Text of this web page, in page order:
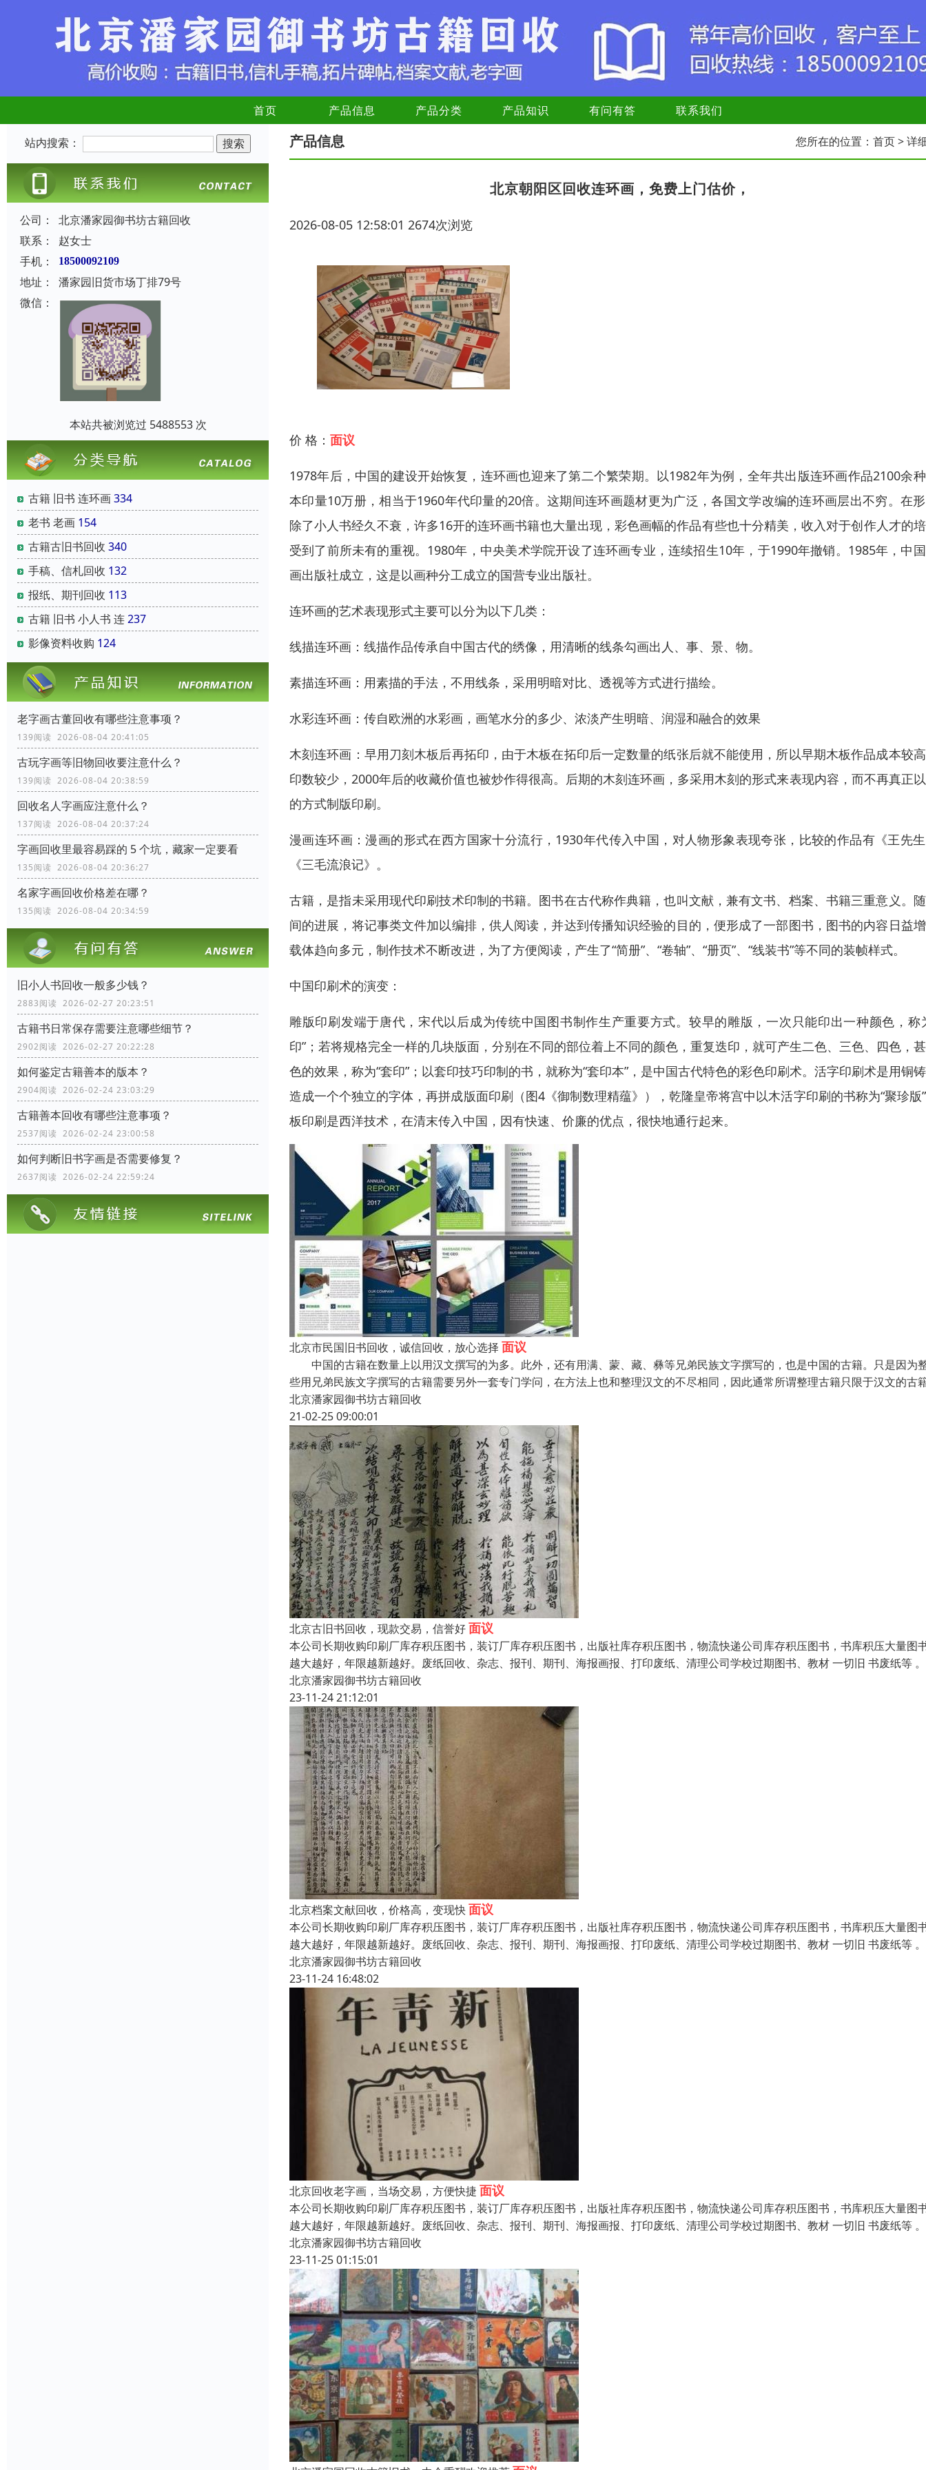
首页 产品信息 产品分类 产品知识 有问有答 联系我们
站内搜索：
公司：
北京潘家园御书坊古籍回收
联系：
赵女士
手机：
18500092109
地址：
潘家园旧货市场丁排79号
微信：
本站共被浏览过 5488553 次
古籍 旧书 连环画334
老书 老画 154
古籍古旧书回收 340
手稿、信札回收 132
报纸、期刊回收 113
古籍 旧书 小人书 连237
影像资料收购 124
老字画古董回收有哪些注意事项？
139阅读 2026-08-04 20:41:05
古玩字画等旧物回收要注意什么？
139阅读 2026-08-04 20:38:59
回收名人字画应注意什么？
137阅读 2026-08-04 20:37:24
字画回收里最容易踩的 5 个坑，藏家一定要看
135阅读 2026-08-04 20:36:27
名家字画回收价格差在哪？
135阅读 2026-08-04 20:34:59
旧小人书回收一般多少钱？
2883阅读 2026-02-27 20:23:51
古籍书日常保存需要注意哪些细节？
2902阅读 2026-02-27 20:22:28
如何鉴定古籍善本的版本？
2904阅读 2026-02-24 23:03:29
古籍善本回收有哪些注意事项？
2537阅读 2026-02-24 23:00:58
如何判断旧书字画是否需要修复？
2637阅读 2026-02-24 22:59:24
产品信息 您所在的位置： 首页> 详
北京朝阳区回收连环画，免费上门估价，
2026-08-05 12:58:01 2674次浏览
价 格： 面议
1978年后，中国的建设开始恢复，连环画也迎来了第二个繁荣期。以1982年为例，全年共出版连环画作品2100余
本印量10万册，相当于1960年代印量的20倍。这期间连环画题材更为广泛，各国文学改编的连环画层出不穷。在
除了小人书经久不衰，许多16开的连环画书籍也大量出现，彩色画幅的作品有些也十分精美，收入对于创作人才的
受到了前所未有的重视。1980年，中央美术学院开设了连环画专业，连续招生10年，于1990年撤销。1985年，中
画出版社成立，这是以画种分工成立的国营专业出版社。
连环画的艺术表现形式主要可以分为以下几类：
线描连环画：线描作品传承自中国古代的绣像，用清晰的线条勾画出人、事、景、物。
素描连环画：用素描的手法，不用线条，采用明暗对比、透视等方式进行描绘。
水彩连环画：传自欧洲的水彩画，画笔水分的多少、浓淡产生明暗、润湿和融合的效果
木刻连环画：早用刀刻木板后再拓印，由于木板在拓印后一定数量的纸张后就不能使用，所以早期木板作品成本较
印数较少，2000年后的收藏价值也被炒作得很高。后期的木刻连环画，多采用木刻的形式来表现内容，而不再真正
的方式制版印刷。
漫画连环画：漫画的形式在西方国家十分流行，1930年代传入中国，对人物形象表现夸张，比较的作品有《王先
《三毛流浪记》。
古籍，是指未采用现代印刷技术印制的书籍。图书在古代称作典籍，也叫文献，兼有文书、档案、书籍三重意义。
间的进展，将记事类文件加以编排，供人阅读，并达到传播知识经验的目的，便形成了一部图书，图书的内容日益
载体趋向多元，制作技术不断改进，为了方便阅读，产生了“简册”、“卷轴”、“册页”、“线装书”等不同的装帧样式。
中国印刷术的演变：
雕版印刷发端于唐代，宋代以后成为传统中国图书制作生产重要方式。较早的雕版，一次只能印出一种颜色，称
印”；若将规格完全一样的几块版面，分别在不同的部位着上不同的颜色，重复迭印，就可产生二色、三色、四色，
色的效果，称为“套印”；以套印技巧印制的书，就称为“套印本”，是中国古代特色的彩色印刷术。活字印刷术是用铜
造成一个个独立的字体，再拼成版面印刷（图4《御制数理精蕴》），乾隆皇帝将宫中以木活字印刷的书称为“聚珍版
板印刷是西洋技术，在清末传入中国，因有快速、价廉的优点，很快地通行起来。
北京市民国旧书回收，诚信回收，放心选择 面议
中国的古籍在数量上以用汉文撰写的为多。此外，还有用满、蒙、藏、彝等兄弟民族文字撰写的，也是中国的古籍。只是因为
些用兄弟民族文字撰写的古籍需要另外一套专门学问，在方法上也和整理汉文的不尽相同，因此通常所谓整理古籍只限于汉文的
北京潘家园御书坊古籍回收
21-02-25 09:00:01
北京古旧书回收，现款交易，信誉好面议
本公司长期收购印刷厂库存积压图书，装订厂库存积压图书，出版社库存积压图书，物流快递公司库存积压图书，书库积压大量图
越大越好，年限越新越好。废纸回收、杂志、报刊、期刊、海报画报、打印废纸、清理公司学校过期图书、教材 一切旧 书废纸等 。
北京潘家园御书坊古籍回收
23-11-24 21:12:01
北京档案文献回收，价格高，变现快面议
本公司长期收购印刷厂库存积压图书，装订厂库存积压图书，出版社库存积压图书，物流快递公司库存积压图书，书库积压大量图
越大越好，年限越新越好。废纸回收、杂志、报刊、期刊、海报画报、打印废纸、清理公司学校过期图书、教材 一切旧 书废纸等 。
北京潘家园御书坊古籍回收
23-11-24 16:48:02
北京回收老字画，当场交易，方便快捷 面议
本公司长期收购印刷厂库存积压图书，装订厂库存积压图书，出版社库存积压图书，物流快递公司库存积压图书，书库积压大量图
越大越好，年限越新越好。废纸回收、杂志、报刊、期刊、海报画报、打印废纸、清理公司学校过期图书、教材 一切旧 书废纸等 。
北京潘家园御书坊古籍回收
23-11-25 01:15:01